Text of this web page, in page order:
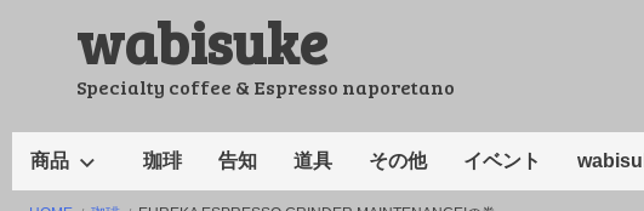
wabisuke
Specialty coffee & Espresso naporetano
商品 珈琲 告知 道具 その他 イベント